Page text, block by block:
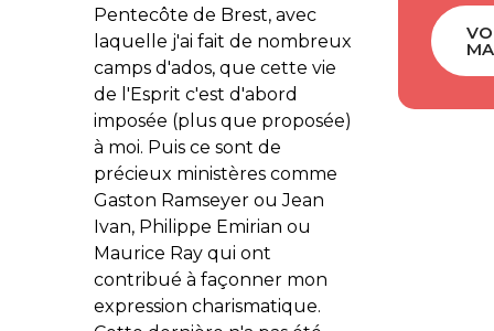
Pentecôte de Brest, avec
laquelle j'ai fait de nombreux
camps d'ados, que cette vie
de l'Esprit c'est d'abord
imposée (plus que proposée)
à moi. Puis ce sont de
précieux ministères comme
Gaston Ramseyer ou Jean
Ivan, Philippe Emirian ou
Maurice Ray qui ont
contribué à façonner mon
expression charismatique.